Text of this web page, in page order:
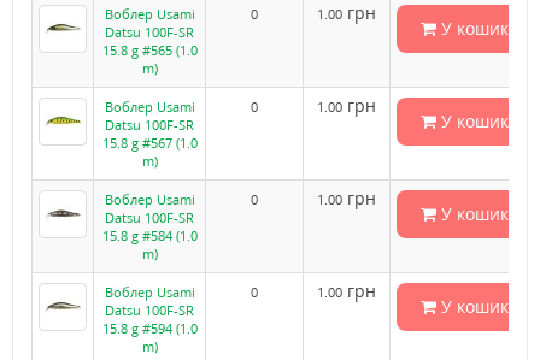
Воблер Usami
Datsu 100F-SR
15.8 g #565 (1.0
m)
0 1.00 грн
У кошик
Воблер Usami
Datsu 100F-SR
15.8 g #567 (1.0
m)
0 1.00 грн
У кошик
Воблер Usami
Datsu 100F-SR
15.8 g #584 (1.0
m)
0 1.00 грн
У кошик
Воблер Usami
Datsu 100F-SR
15.8 g #594 (1.0
m)
0 1.00 грн
У кошик